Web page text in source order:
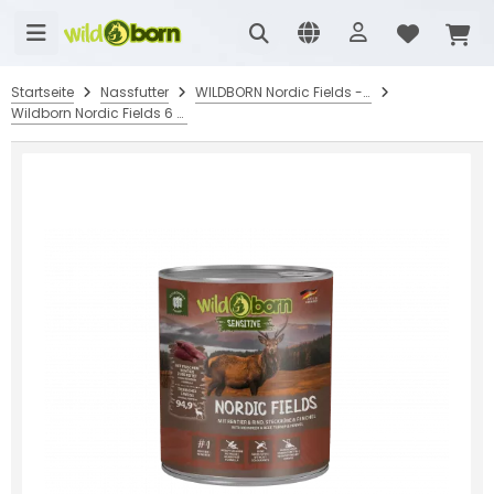
Startseite Nassfutter
WILDBORN Nordic Fields - mit Rentier, Rind & Steckrübe
Wildborn Nordic Fields 6 x 800 g